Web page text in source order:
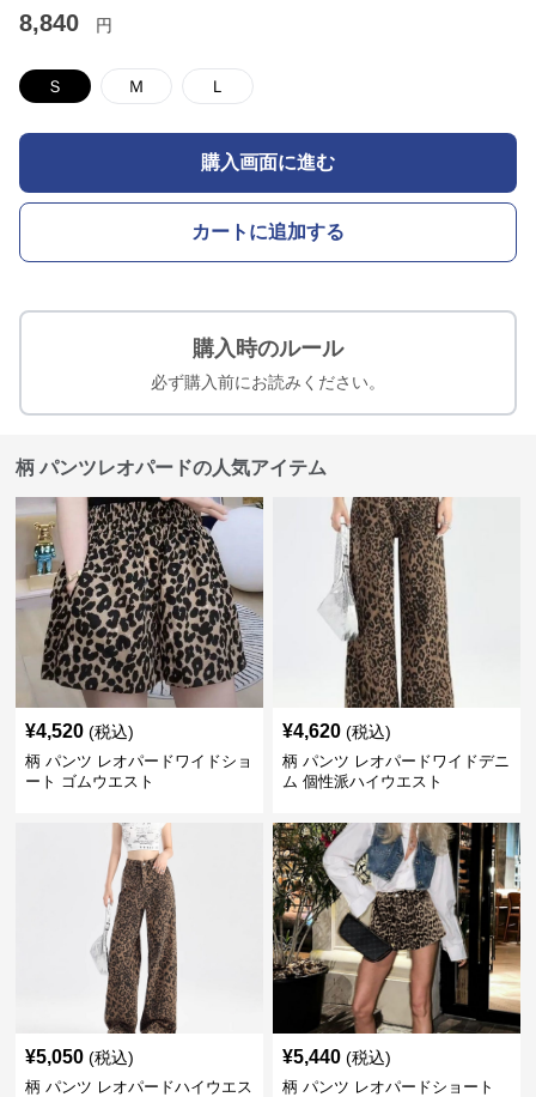
8,840 円
Ｓ Ｍ Ｌ
購入画面に進む
カートに追加する
購入時のルール
必ず購入前にお読みください。
柄 パンツレオパードの人気アイテム
¥4,520 (税込)
柄 パンツ レオパードワイドショ
ート ゴムウエスト
¥4,620 (税込)
柄 パンツ レオパードワイドデニ
ム 個性派ハイウエスト
¥5,050 (税込)
柄 パンツ レオパードハイウエス
¥5,440 (税込)
柄 パンツ レオパードショート